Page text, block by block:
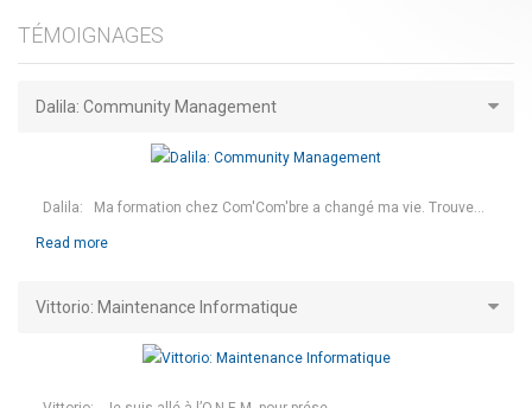
TÉMOIGNAGES
Dalila: Community Management
Dalila: Ma formation chez Com'Com'bre a changé ma vie. Trouve...
Read more
Vittorio: Maintenance Informatique